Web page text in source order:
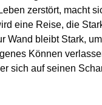
zerstört, macht
eine Reise, die
Wand bleibt Stark,
Können
sich auf seinen